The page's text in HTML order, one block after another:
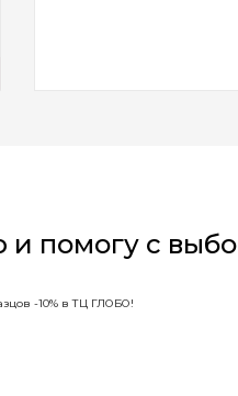
и помогу с
-10% в ТЦ ГЛОБО!